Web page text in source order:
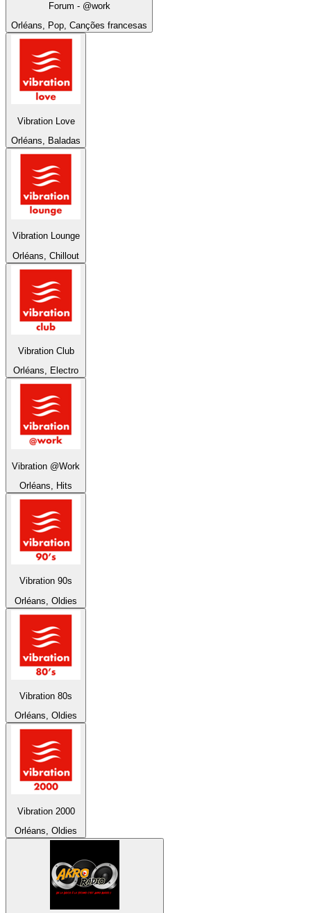
Forum - @work
Orléans, Pop, Canções francesas
Vibration Love
Orléans, Baladas
Vibration Lounge
Orléans, Chillout
Vibration Club
Orléans, Electro
Vibration @Work
Orléans, Hits
Vibration 90s
Orléans, Oldies
Vibration 80s
Orléans, Oldies
Vibration 2000
Orléans, Oldies